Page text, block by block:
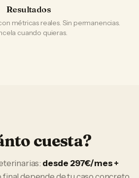
Resultados
métricas reales. Sin permanencias.
cuando quieras.
cuesta?
: desde 297€/mes +